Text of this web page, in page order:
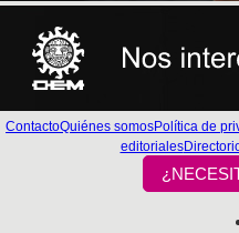
ContactoQuiénes somosPolítica de
editoriales